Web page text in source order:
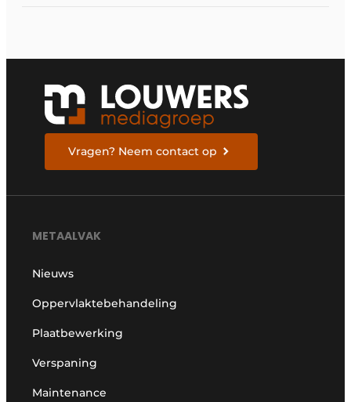
Vragen? Neem contact op
METAALVAK
Nieuws
Oppervlaktebehandeling
Plaatbewerking
Verspaning
Maintenance